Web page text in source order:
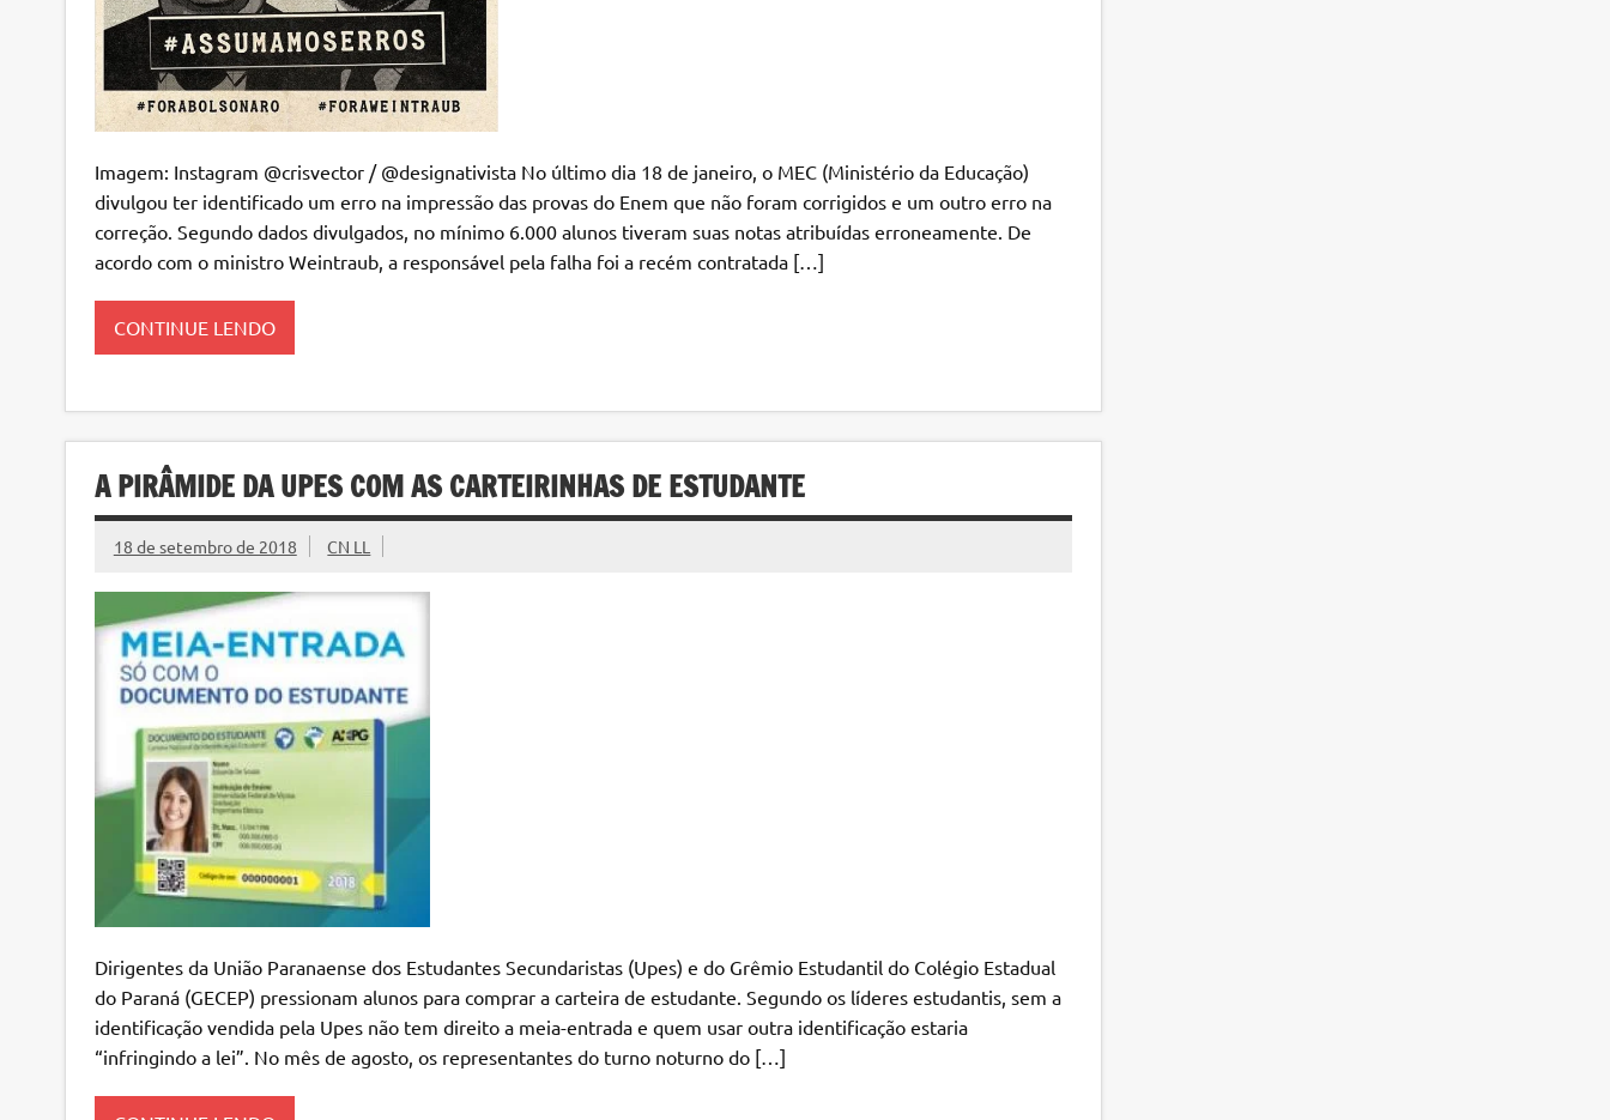
Imagem: Instagram @crisvector / @designativista No último dia 18 de janeiro, o MEC (Ministério da Educação)
divulgou ter identificado um erro na impressão das provas do Enem que não foram corrigidos e um outro erro na
correção. Segundo dados divulgados, no mínimo 6.000 alunos tiveram suas notas atribuídas erroneamente. De
acordo com o ministro Weintraub, a responsável pela falha foi a recém contratada […]
CONTINUE LENDO
A PIRÂMIDE DA UPES COM AS CARTEIRINHAS DE ESTUDANTE
18 de setembro de 2018 CN LL
Dirigentes da União Paranaense dos Estudantes Secundaristas (Upes) e do Grêmio Estudantil do Colégio Estadual
do Paraná (GECEP) pressionam alunos para comprar a carteira de estudante. Segundo os líderes estudantis, sem a
identificação vendida pela Upes não tem direito a meia-entrada e quem usar outra identificação estaria
“infringindo a lei”. No mês de agosto, os representantes do turno noturno do […]